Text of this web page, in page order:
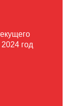
год